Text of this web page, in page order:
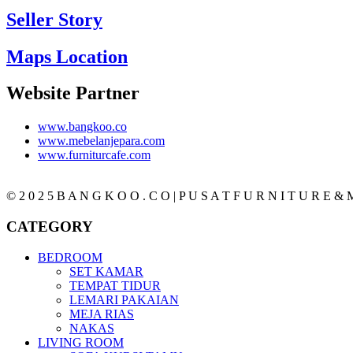
Seller Story
Maps Location
Website Partner
www.bangkoo.co
www.mebelanjepara.com
www.furniturcafe.com
© 2 0 2 5 B A N G K O O . C O | P U S A T F U R N I T U R E &
CATEGORY
BEDROOM
SET KAMAR
TEMPAT TIDUR
LEMARI PAKAIAN
MEJA RIAS
NAKAS
LIVING ROOM